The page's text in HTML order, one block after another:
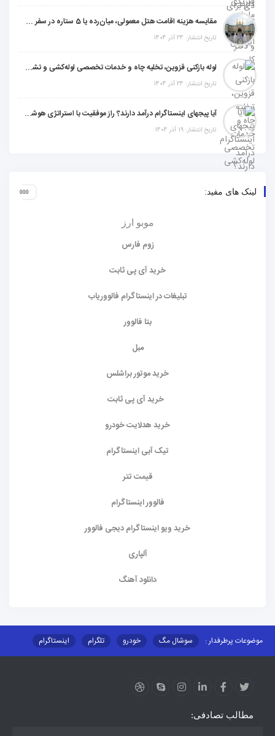
مقایسه هزینه اقامت هتل معمولی، میان‌رده یا 5 ستاره در سفر زیارتی عراق
تاریخ انتشار: 24 آذر 1404
لوله بازکنی قزوین، تخلیه چاه و خدمات تخصصی لوله‌کشی و تشخیص ترکیدگی
تاریخ انتشار: 24 آذر 1404
آیا پیجهای اینستاگرام درآمد دارند؟ راز موفقیت با استراتژی هوشمندانه
تاریخ انتشار: 19 آذر 1404
لینک های مفید:
موبو ارز
زوم فارس
خرید آی پی ثابت
تبلیغات در اینستاگرام فالووریاب
بتا فالوور
مبل
خرید موتور براشلس
خرید آی پی ثابت
خرید هدلایت خودرو
تیک آبی اینستاگرام
قیمت تتر
فالوور اینستاگرام
خرید ویو اینستاگرام دیجی فالوور
آلپاری
دانلود آهنگ
موضوعات پرطرفدار : سوشال مگ خودرو تلگرام
اینستاگرام
مطالب تصادفی: